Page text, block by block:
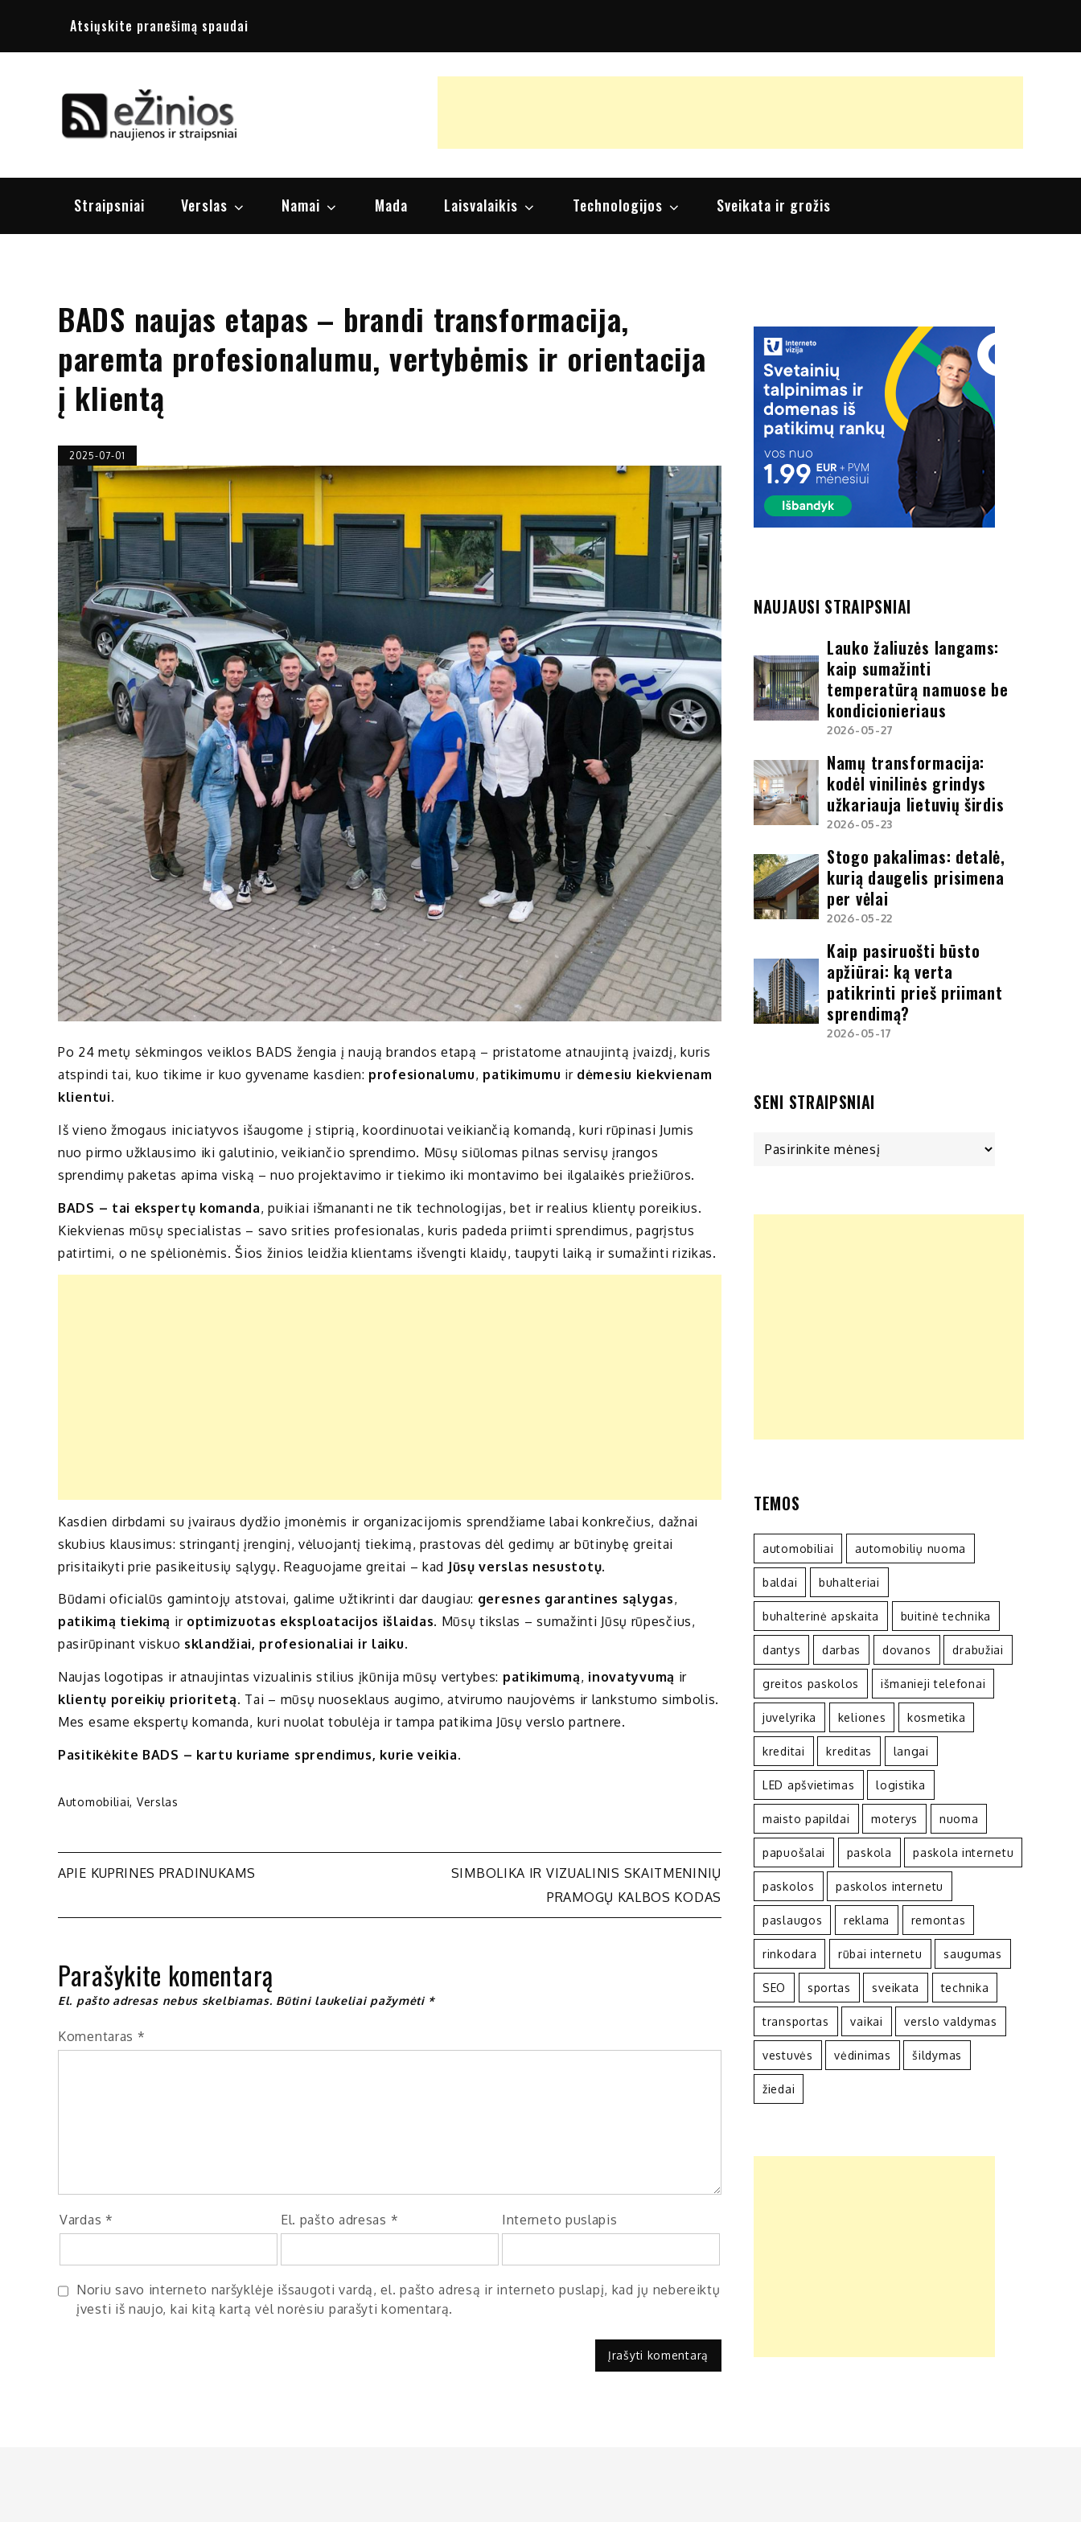
Atsiųskite pranešimą spaudai
Straipsniai Verslas Namai Mada Laisvalaikis Technologijos Sveikata ir grožis
BADS naujas etapas – brandi transformacija,
paremta profesionalumu, vertybėmis ir orientacija
į klientą
2025-07-01
Po 24 metų sėkmingos veiklos BADS žengia į naują brandos etapą – pristatome atnaujintą įvaizdį, kuris
atspindi tai, kuo tikime ir kuo gyvename kasdien: profesionalumu, patikimumu ir dėmesiu kiekvienam
klientui.
Iš vieno žmogaus iniciatyvos išaugome į stiprią, koordinuotai veikiančią komandą, kuri rūpinasi Jumis
nuo pirmo užklausimo iki galutinio, veikiančio sprendimo. Mūsų siūlomas pilnas servisų įrangos
sprendimų paketas apima viską – nuo projektavimo ir tiekimo iki montavimo bei ilgalaikės priežiūros.
BADS – tai ekspertų komanda, puikiai išmananti ne tik technologijas, bet ir realius klientų poreikius.
Kiekvienas mūsų specialistas – savo srities profesionalas, kuris padeda priimti sprendimus, pagrįstus
patirtimi, o ne spėlionėmis. Šios žinios leidžia klientams išvengti klaidų, taupyti laiką ir sumažinti rizikas.
Kasdien dirbdami su įvairaus dydžio įmonėmis ir organizacijomis sprendžiame labai konkrečius, dažnai
skubius klausimus: stringantį įrenginį, vėluojantį tiekimą, prastovas dėl gedimų ar būtinybę greitai
prisitaikyti prie pasikeitusių sąlygų. Reaguojame greitai – kad Jūsų verslas nesustotų.
Būdami oficialūs gamintojų atstovai, galime užtikrinti dar daugiau: geresnes garantines sąlygas,
patikimą tiekimą ir optimizuotas eksploatacijos išlaidas. Mūsų tikslas – sumažinti Jūsų rūpesčius,
pasirūpinant viskuo sklandžiai, profesionaliai ir laiku.
Naujas logotipas ir atnaujintas vizualinis stilius įkūnija mūsų vertybes: patikimumą, inovatyvumą ir
klientų poreikių prioritetą. Tai – mūsų nuoseklaus augimo, atvirumo naujovėms ir lankstumo simbolis.
Mes esame ekspertų komanda, kuri nuolat tobulėja ir tampa patikima Jūsų verslo partnere.
Pasitikėkite BADS – kartu kuriame sprendimus, kurie veikia.
Automobiliai, Verslas
Navigacija
tarp
įrašų
APIE KUPRINES PRADINUKAMS
SIMBOLIKA IR VIZUALINIS SKAITMENINIŲ
PRAMOGŲ KALBOS KODAS
Parašykite komentarą
El. pašto adresas nebus skelbiamas. Būtini laukeliai pažymėti *
Komentaras *
Vardas * El. pašto adresas * Interneto puslapis
Noriu savo interneto naršyklėje išsaugoti vardą, el. pašto adresą ir interneto puslapį, kad jų nebereiktų
įvesti iš naujo, kai kitą kartą vėl norėsiu parašyti komentarą.
NAUJAUSI STRAIPSNIAI
Lauko žaliuzės langams:
kaip sumažinti
temperatūrą namuose be
kondicionieriaus
2026-05-27
Namų transformacija:
kodėl vinilinės grindys
užkariauja lietuvių širdis
2026-05-23
Stogo pakalimas: detalė,
kurią daugelis prisimena
per vėlai
2026-05-22
Kaip pasiruošti būsto
apžiūrai: ką verta
patikrinti prieš priimant
sprendimą?
2026-05-17
SENI STRAIPSNIAI
TEMOS
automobiliai automobilių nuoma
baldai buhalteriai
buhalterinė apskaita buitinė technika
dantys darbas dovanos drabužiai
greitos paskolos išmanieji telefonai
juvelyrika keliones kosmetika
kreditai kreditas langai
LED apšvietimas logistika
maisto papildai moterys nuoma
papuošalai paskola paskola internetu
paskolos paskolos internetu
paslaugos reklama remontas
rinkodara rūbai internetu saugumas
SEO sportas sveikata technika
transportas vaikai verslo valdymas
vestuvės vėdinimas šildymas
žiedai